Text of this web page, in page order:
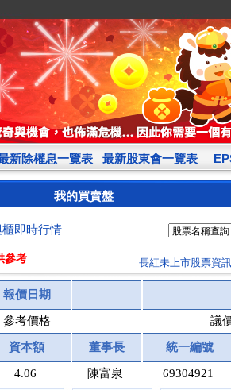
新除權息一覽表 最新股東會一覽表
我的買賣盤
櫃即時行情
參考 長紅未上市股票資
報價日期
參考價格 議
資本額 董事長 統一編號
4.06 陳富泉 69304921